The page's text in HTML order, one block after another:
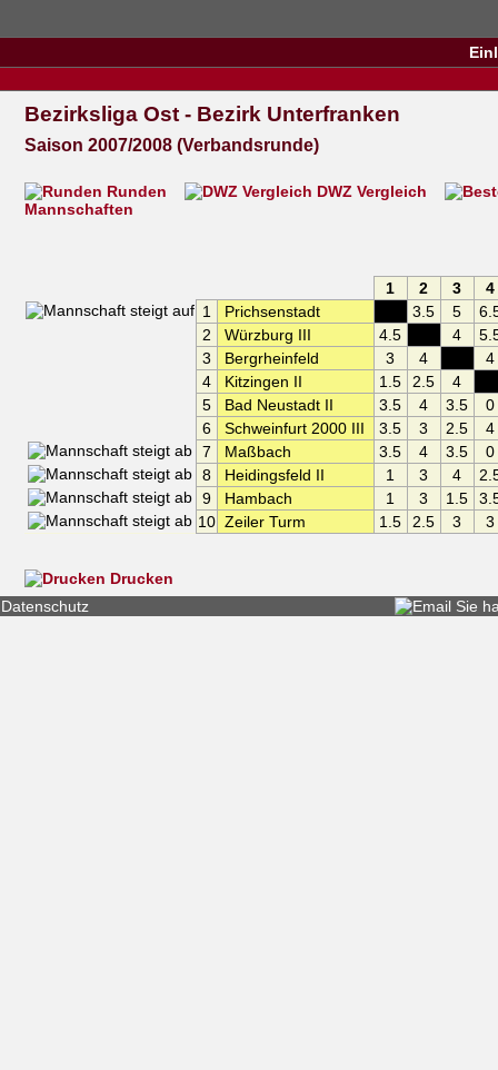
Bezirksliga Ost - Bezirk Unterfranken
Saison 2007/2008 (Verbandsrunde)
Runden
DWZ Vergleich
Mannschaften
1 2 3
4
1
Prichsenstadt 3.5 5
2
Würzburg III 4.5 4
3
Bergrheinfeld 3 4
4
4
Kitzingen II 1.5 2.5 4
5
Bad Neustadt II 3.5 4 3.5
0
6
Schweinfurt 2000 III 3.5 3 2.5
4
7
Maßbach 3.5 4 3.5
0
8
Heidingsfeld II 1 3 4
9
Hambach 1 3 1.5
10 Zeiler Turm 1.5 2.5 3 3
Drucken
Datenschutz
Sie